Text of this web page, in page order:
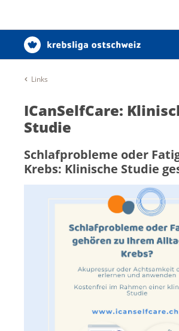
Links
ICanSelfCare:
Studie
Schlafprobleme oder
Krebs: Klinische Studie